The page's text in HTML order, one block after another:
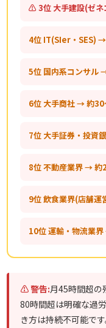
⚠ 3位 大手建設(ゼ
4位 IT(SIer・SES)
5位 国内系コンサル
6位 大手商社 → 約30
7位 大手証券・投資
8位 不動産業界 → 約
9位 飲食業界(店舗
10位 運輸・物流業
⚠ 警告:月45時間超の
80時間超は明確な過
き方は持続不可能です